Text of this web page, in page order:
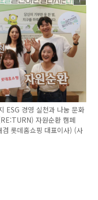
ESG 경영 실천과 나눔 문화
자원순환 캠페
롯데홈쇼핑 대표이사) (사